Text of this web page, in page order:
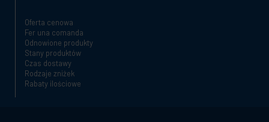
Oferta cenowa
Fer una comanda
Odnowione produkty
Stany produktów
Czas dostawy
Rodzaje zniżek
Rabaty ilościowe